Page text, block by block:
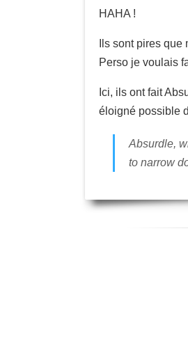
HAHA !
Ils sont pires que
Perso je voulais
Ici, ils ont fait
éloigné possible
Absurdle,
to narrow